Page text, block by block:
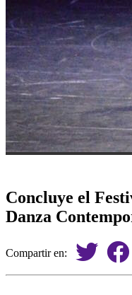
Concluye el
Danza
Compartir en: